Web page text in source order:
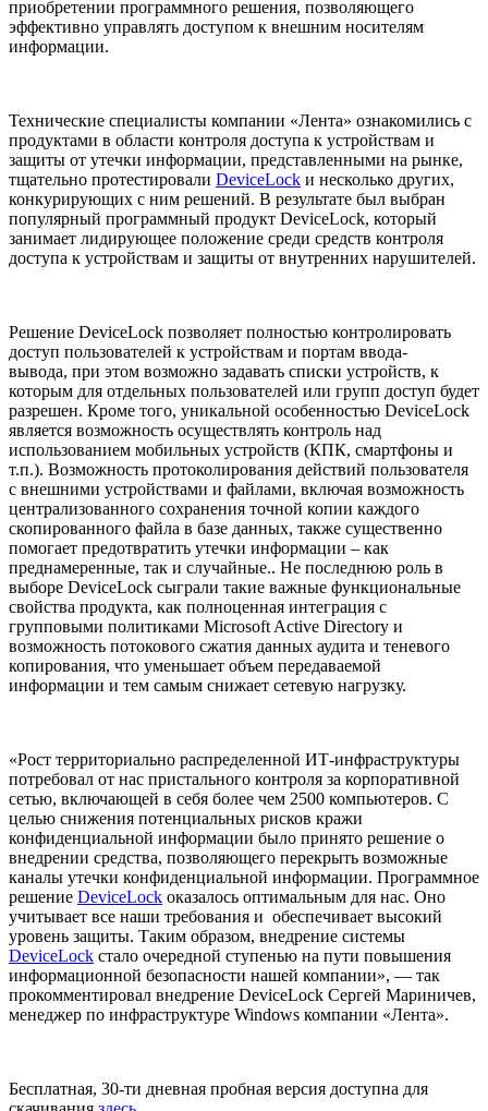
приобретении программного решения, позволяющего
эффективно управлять доступом к внешним носителям
информации.
Технические специалисты компании «Лента» ознакомились с
продуктами в области контроля доступа к устройствам и
защиты от утечки информации, представленными на рынке,
тщательно протестировали DeviceLock и несколько других,
конкурирующих с ним решений. В результате был выбран
популярный программный продукт DeviceLock, который
занимает лидирующее положение среди средств контроля
доступа к устройствам и защиты от внутренних нарушителей.
Решение DeviceLock позволяет полностью контролировать
доступ пользователей к устройствам и портам ввода-
вывода, при этом возможно задавать списки устройств, к
которым для отдельных пользователей или групп доступ будет
разрешен. Кроме того, уникальной особенностью DeviceLock
является возможность осуществлять контроль над
использованием мобильных устройств (КПК, смартфоны и
т.п.). Возможность протоколирования действий пользователя
с внешними устройствами и файлами, включая возможность
централизованного сохранения точной копии каждого
скопированного файла в базе данных, также существенно
помогает предотвратить утечки информации – как
преднамеренные, так и случайные.. Не последнюю роль в
выборе DeviceLock сыграли такие важные функциональные
свойства продукта, как полноценная интеграция с
групповыми политиками Microsoft Active Directory и
возможность потокового сжатия данных аудита и теневого
копирования, что уменьшает объем передаваемой
информации и тем самым снижает сетевую нагрузку.
«Рост территориально распределенной ИТ-инфраструктуры
потребовал от нас пристального контроля за корпоративной
сетью, включающей в себя более чем 2500 компьютеров. С
целью снижения потенциальных рисков кражи
конфиденциальной информации было принято решение о
внедрении средства, позволяющего перекрыть возможные
каналы утечки конфиденциальной информации. Программное
решение DeviceLock оказалось оптимальным для нас. Оно
учитывает все наши требования и обеспечивает высокий
уровень защиты. Таким образом, внедрение системы
DeviceLock стало очередной ступенью на пути повышения
информационной безопасности нашей компании», — так
прокомментировал внедрение DeviceLock Сергей Мариничев,
менеджер по инфраструктуре Windows компании «Лента».
Бесплатная, 30-ти дневная пробная версия доступна для